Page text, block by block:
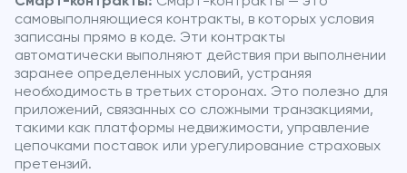
самовыполняющиеся контракты, в которых условия
записаны прямо в коде. Эти контракты
автоматически выполняют действия при выполнении
заранее определенных условий, устраняя
необходимость в третьих сторонах. Это полезно для
приложений, связанных со сложными транзакциями,
такими как платформы недвижимости, управление
цепочками поставок или урегулирование страховых
претензий.